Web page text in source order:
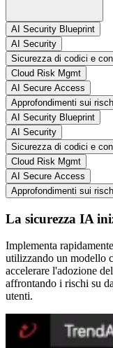
AI Security Blueprint
AI Security
Sicurezza di codici e
Cloud Risk Mgmt
AI Secure Access
Approfondimenti sui
AI Security Blueprint
AI Security
Sicurezza di codici e
Cloud Risk Mgmt
AI Secure Access
Approfondimenti sui
La sicurezza IA
Implementa
utilizzando un modello
accelerare l'adozione
affrontando i rischi su
utenti.